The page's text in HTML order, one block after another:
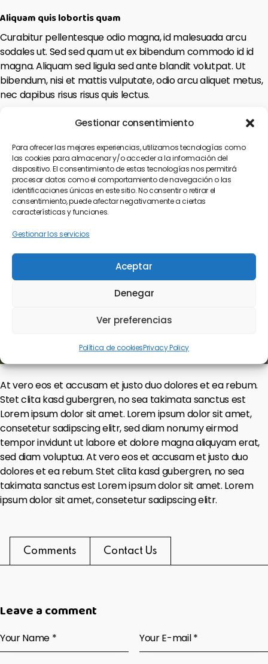
Gestionar consentimiento
Para ofrecer las mejores experiencias, utilizamos tecnologías como
las cookies para almacenar y/o acceder a la información del
dispositivo. El consentimiento de estas tecnologías nos permitirá
procesar datos como el comportamiento de navegación o las
identificaciones únicas en este sitio. No consentir o retirar el
consentimiento, puede afectar negativamente a ciertas
características y funciones.
Gestionar los servicios
Aceptar
Denegar
Ver preferencias
Política de cookiesPrivacy Policy
Aliquam quis lobortis quam
Curabitur pellentesque odio magna, id malesuada arcu
sodales ut. Sed sed quam ut ex bibendum commodo id id
magna. Aliquam sed ligula sed ante blandit volutpat. Ut
bibendum, nisi et mattis vulputate, odio arcu aliquet metus,
nec dapibus risus risus quis lectus.
Lorem ipsum dolor sit amet, consetetur sadipscing elitr, sed
magna aliquyam erat, sed diam voluptua. At vero eos et
accusam et justo duo dolores et ea rebum. Stet clita kasd
gubergren, no sea takimata sanctus est Lorem ipsum dolor
sit amet.
At vero eos et accusam et justo duo dolores et ea rebum.
Stet clita kasd gubergren, no sea takimata sanctus est
Lorem ipsum dolor sit amet. Lorem ipsum dolor sit amet,
consetetur sadipscing elitr, sed diam nonumy eirmod
tempor invidunt ut labore et dolore magna aliquyam erat,
sed diam voluptua. At vero eos et accusam et justo duo
dolores et ea rebum. Stet clita kasd gubergren, no sea
takimata sanctus est Lorem ipsum dolor sit amet. Lorem
ipsum dolor sit amet, consetetur sadipscing elitr.
Comments Contact Us
Leave a comment